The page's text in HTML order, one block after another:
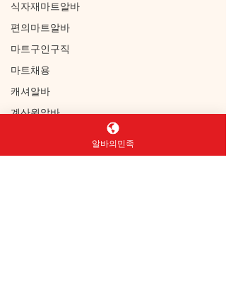
식자재마트알바
편의마트알바
마트구인구직
마트채용
캐셔알바
계산원알바
재고관리알바
알바의민족